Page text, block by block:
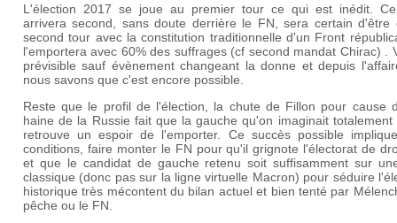
L'élection 2017 se joue au premier tour ce qui est inédit.
arrivera second, sans doute derrière le FN, sera certain d'être
second tour avec la constitution traditionnelle d'un Front
l'emportera avec 60% des suffrages (cf second mandat Chirac) .
prévisible sauf évènement changeant la donne et depuis
nous savons que c'est encore possible.
Reste que le profil de l'élection, la chute de Fillon pour cause
haine de la Russie fait que la gauche qu'on imaginait totalement
retrouve un espoir de l'emporter. Ce succès possible
conditions, faire monter le FN pour qu'il grignote l'électorat de
et que le candidat de gauche retenu soit suffisamment sur
classique (donc pas sur la ligne virtuelle Macron) pour séduire
historique très mécontent du bilan actuel et bien tenté par
pêche ou le FN.